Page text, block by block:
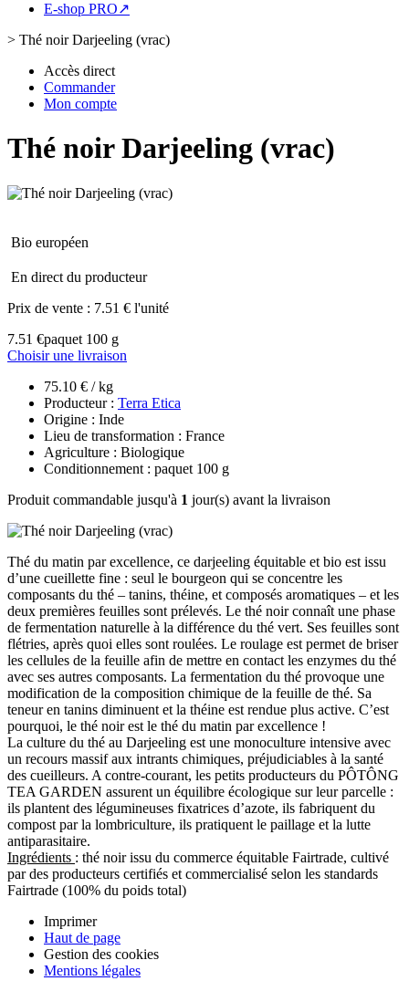
E-shop PRO↗
> Thé noir Darjeeling (vrac)
Accès direct
Commander
Mon compte
Thé noir Darjeeling (vrac)
Bio européen
En direct du producteur
Prix de vente : 7.51 € l'unité
7.51 €paquet 100 g
Choisir une livraison
75.10 € / kg
Producteur : Terra Etica
Origine : Inde
Lieu de transformation : France
Agriculture : Biologique
Conditionnement : paquet 100 g
Produit commandable jusqu'à 1 jour(s) avant la livraison
Thé du matin par excellence, ce darjeeling équitable et bio est issu
d’une cueillette fine : seul le bourgeon qui se concentre les
composants du thé – tanins, théine, et composés aromatiques – et les
deux premières feuilles sont prélevés. Le thé noir connaît une phase
de fermentation naturelle à la différence du thé vert. Ses feuilles sont
flétries, après quoi elles sont roulées. Le roulage est permet de briser
les cellules de la feuille afin de mettre en contact les enzymes du thé
avec ses autres composants. La fermentation du thé provoque une
modification de la composition chimique de la feuille de thé. Sa
teneur en tanins diminuent et la théine est rendue plus active. C’est
pourquoi, le thé noir est le thé du matin par excellence !
La culture du thé au Darjeeling est une monoculture intensive avec
un recours massif aux intrants chimiques, préjudiciables à la santé
des cueilleurs. A contre-courant, les petits producteurs du PÔTÔNG
TEA GARDEN assurent un équilibre écologique sur leur parcelle :
ils plantent des légumineuses fixatrices d’azote, ils fabriquent du
compost par la lombriculture, ils pratiquent le paillage et la lutte
antiparasitaire.
Ingrédients : thé noir issu du commerce équitable Fairtrade, cultivé
par des producteurs certifiés et commercialisé selon les standards
Fairtrade (100% du poids total)
Imprimer
Haut de page
Gestion des cookies
Mentions légales